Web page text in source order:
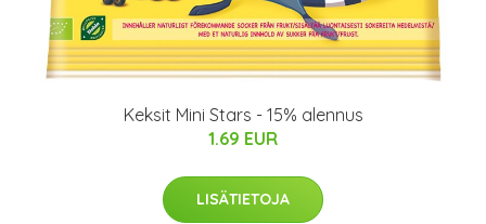
Keksit Mini Stars - 15% alennus
1.69 EUR
LISÄTIETOJA